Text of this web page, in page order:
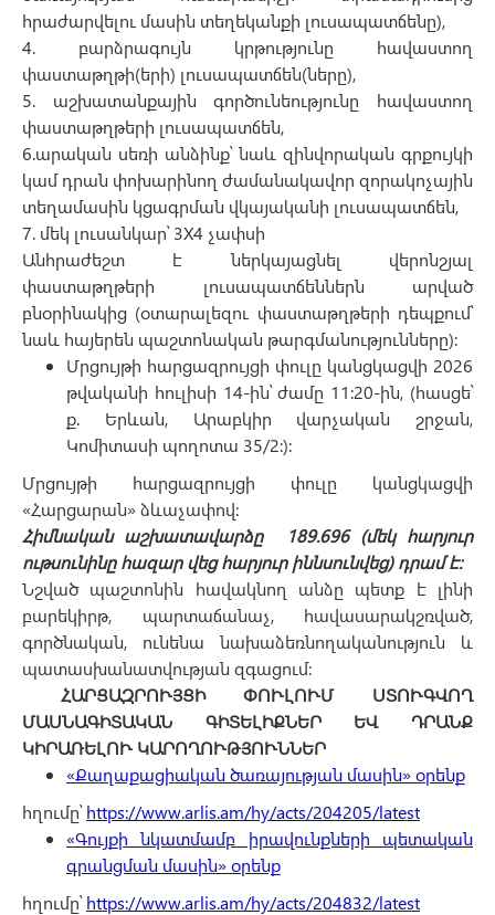
հրաժարվելու մասին տեղեկանքի լուսապատճենը),
4. բարձրագույն կրթությունը հավաստող
փաստաթղթի(երի) լուսապատճեն(ները),
5. աշխատանքային գործունեությունը հավաստող
փաստաթղթերի լուսապատճեն,
6.արական սեռի անձինք՝ նաև զինվորական գրքույկի
կամ դրան փոխարինող ժամանակավոր զորակոչային
տեղամասին կցագրման վկայականի լուսապատճեն,
7. մեկ լուսանկար՝ 3X4 չափսի
Անհրաժեշտ է ներկայացնել վերոնշյալ
փաստաթղթերի լուսապատճեններն արված
բնօրինակից (օտարալեզու փաստաթղթերի դեպքում՝
նաև հայերեն պաշտոնական թարգմանությունները)։
Մրցույթի հարցազրույցի փուլը կանցկացվի 2026
թվականի հուլիսի 14-ին՝ ժամը 11:20-ին, (հասցե՝
ք. Երևան, Արաբկիր վարչական շրջան,
Կոմիտասի պողոտա 35/2:):
Մրցույթի հարցազրույցի փուլը կանցկացվի
«Հարցարան» ձևաչափով:
Հիմնական աշխատավարձը 189.696 (մեկ հարյուր
ութսունինը հազար վեց հարյուր իննսունվեց) դրամ է:
Նշված պաշտոնին հավակնող անձը պետք է լինի
բարեկիրթ, պարտաճանաչ, հավասարակշռված,
գործնական, ունենա նախաձեռնողականություն և
պատասխանատվության զգացում:
ՀԱՐՑԱԶՐՈՒՅՑԻ ՓՈՒԼՈՒՄ ՍՏՈՒԳՎՈՂ
ՄԱՍՆԱԳԻՏԱԿԱՆ ԳԻՏԵԼԻՔՆԵՐ ԵՎ ԴՐԱՆՔ
ԿԻՐԱՌԵԼՈՒ ԿԱՐՈՂՈՒԹՅՈՒՆՆԵՐ
«Քաղաքացիական ծառայության մասին» օրենք
հղումը՝https://www.arlis.am/hy/acts/204205/latest
«Գույքի նկատմամբ իրավունքների պետական
գրանցման մասին» օրենք
հղումը՝https://www.arlis.am/hy/acts/204832/latest